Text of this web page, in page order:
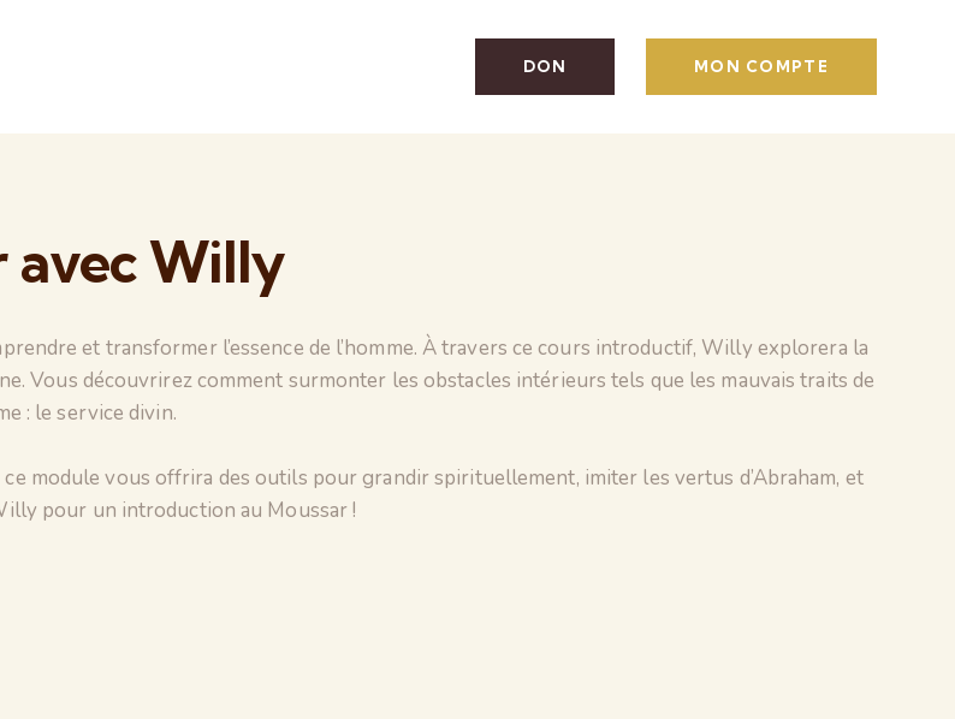
DON MON COMPTE
avec Willy​
et transformer l’essence de l’homme. À travers ce cours introductif, Willy explorera la
Vous découvrirez comment surmonter les obstacles intérieurs tels que les mauvais traits de
: le service divin.
module vous offrira des outils pour grandir spirituellement, imiter les vertus d’Abraham, et
pour un introduction au Moussar !